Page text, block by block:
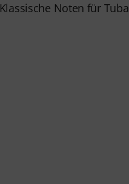
Klassische Noten für Tuba